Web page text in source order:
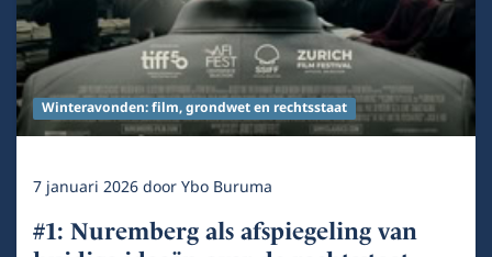
Winteravonden: film, grondwet en rechtsstaat
7 januari 2026doorYbo Buruma
#1: Nuremberg als afspiegeling van